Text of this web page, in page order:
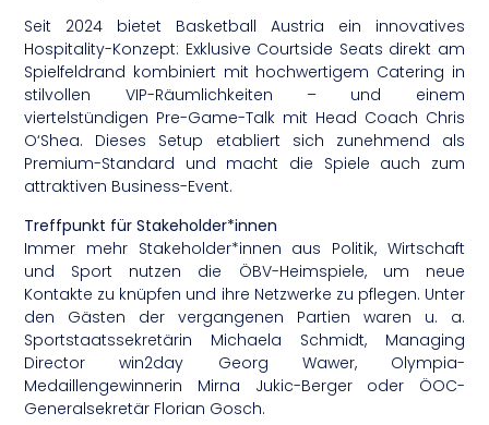
Seit 2024 bietet Basketball Austria ein innovatives
Hospitality-Konzept: Exklusive Courtside Seats direkt am
Spielfeldrand kombiniert mit hochwertigem Catering in
stilvollen VIP-Räumlichkeiten – und einem
viertelstündigen Pre-Game-Talk mit Head Coach Chris
O‘Shea. Dieses Setup etabliert sich zunehmend als
Premium-Standard und macht die Spiele auch zum
attraktiven Business-Event.
Treffpunkt für Stakeholder*innen
Immer mehr Stakeholder*innen aus Politik, Wirtschaft
und Sport nutzen die ÖBV-Heimspiele, um neue
Kontakte zu knüpfen und ihre Netzwerke zu pflegen. Unter
den Gästen der vergangenen Partien waren u. a.
Sportstaatssekretärin Michaela Schmidt, Managing
Director win2day Georg Wawer, Olympia-
Medaillengewinnerin Mirna Jukic-Berger oder ÖOC-
Generalsekretär Florian Gosch.